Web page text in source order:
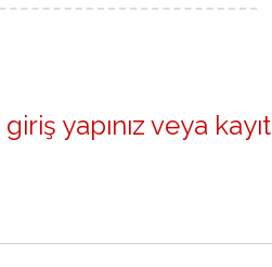
giriş yapınız veya kayıt